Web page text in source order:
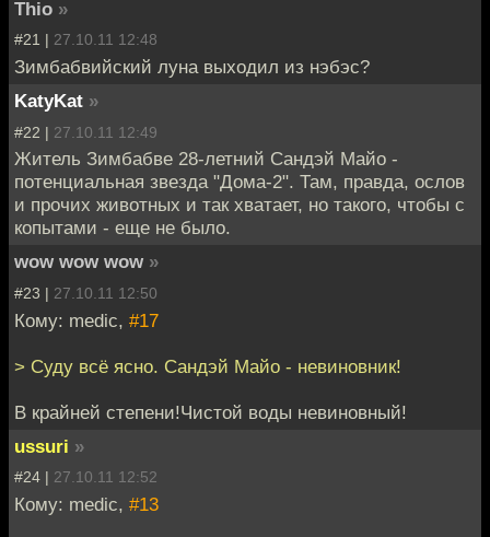
Thio »
#21 | 27.10.11 12:48
Зимбабвийский луна выходил из нэбэс?
KatyKat »
#22 | 27.10.11 12:49
Житель Зимбабве 28-летний Сандэй Майо -
потенциальная звезда "Дома-2". Там, правда, ослов
и прочих животных и так хватает, но такого, чтобы с
копытами - еще не было.
wow wow wow »
#23 | 27.10.11 12:50
Кому: medic, #17
> Суду всё ясно. Сандэй Майо - невиновник!
В крайней степени!Чистой воды невиновный!
ussuri »
#24 | 27.10.11 12:52
Кому: medic, #13